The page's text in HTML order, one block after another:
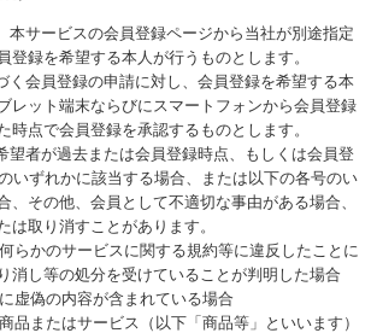
本サービスの会員登録ページから当社が別途指定
登録を希望する本人が行うものとします。
く会員登録の申請に対し、会員登録を希望する本
レット端末ならびにスマートフォンから会員登録
時点で会員登録を承認するものとします。
望者が過去または会員登録時点、もしくは会員登
いずれかに該当する場合、または以下の各号のい
、その他、会員として不適切な事由がある場合、
は取り消すことがあります。
らかのサービスに関する規約等に違反したことに
消し等の処分を受けていることが判明した場合
虚偽の内容が含まれている場合
品またはサービス（以下「商品等」といいます）